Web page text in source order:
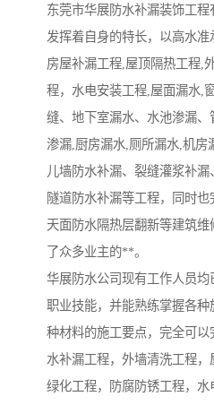
东莞市华展防水补漏装饰工
发挥着自身的特长，以高水
房屋补漏工程,屋顶隔热工程,
程，水电安装工程,屋面漏水,
缝、地下室漏水、水池渗漏
渗漏,厨房漏水,厕所漏水,机房
儿墙防水补漏、裂缝灌浆补
隧道防水补漏等工程，同时也
天面防水隔热层翻新等建筑
了众多业主的**。
华展防水公司现有工作人员
职业技能，并能熟练掌握各
种材料的施工要点，完全可
水补漏工程，外墙清洗工程
绿化工程，防腐防锈工程，水